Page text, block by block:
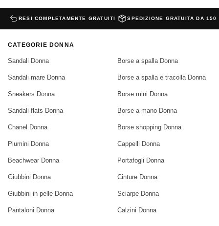
RESI COMPLETAMENTE GRATUITI SPEDIZIONE GRATUITA DA 150
CATEGORIE DONNA
Sandali Donna
Sandali mare Donna
Sneakers Donna
Sandali flats Donna
Chanel Donna
Piumini Donna
Beachwear Donna
Giubbini Donna
Giubbini in pelle Donna
Pantaloni Donna
Borse a spalla Donna
Borse a spalla e tracolla Donna
Borse mini Donna
Borse a mano Donna
Borse shopping Donna
Cappelli Donna
Portafogli Donna
Cinture Donna
Sciarpe Donna
Calzini Donna